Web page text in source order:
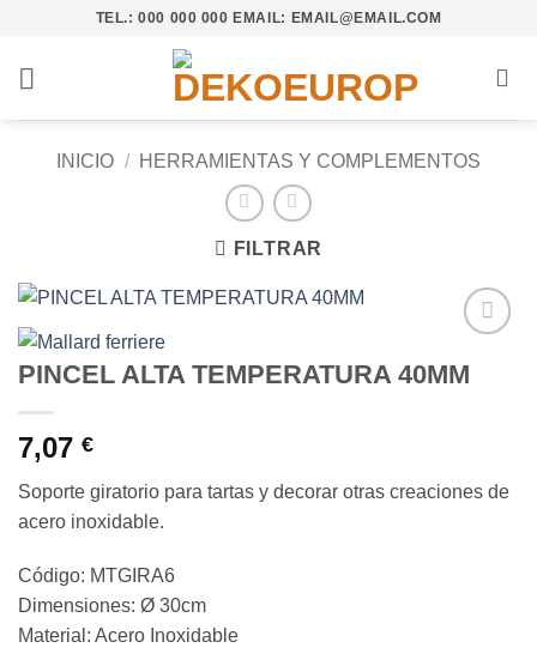
contenido
TEL.: 000 000 000 EMAIL: EMAIL@EMAIL.COM
INICIO / HERRAMIENTAS Y COMPLEMENTOS
FILTRAR
a la
PINCEL ALTA TEMPERATURA 40MM
7,07 €
Soporte giratorio para tartas y decorar otras creaciones de
acero inoxidable.
Código: MTGIRA6
Dimensiones: Ø 30cm
Material: Acero Inoxidable